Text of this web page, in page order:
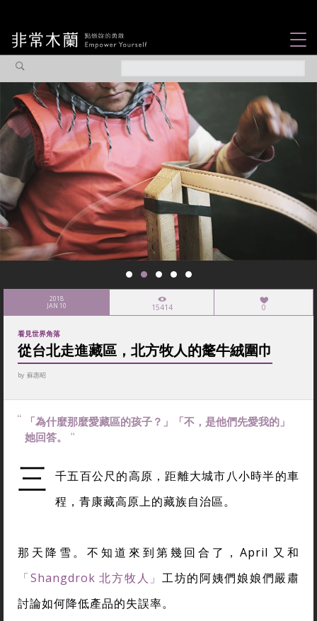
觀點專欄
焦點企劃
社會企業
認識我們
2018
JAN 10 15414 0
看見世界角落
從台北走進藏區，北方牧人的氂牛絨圍巾
by 蘇惠昭
「為什麼那麼愛藏區的孩子？」「不，是他們先愛我的」
她回答。
三 千五百公尺的高原，距離大城市八小時半的車
程，青康藏高原上的藏族自治區。
那天降雪。不知道來到第幾回合了，April 又和
「Shangdrok 北方牧人」 工坊的阿姨們娘娘們嚴肅
討論如何降低產品的失誤率。